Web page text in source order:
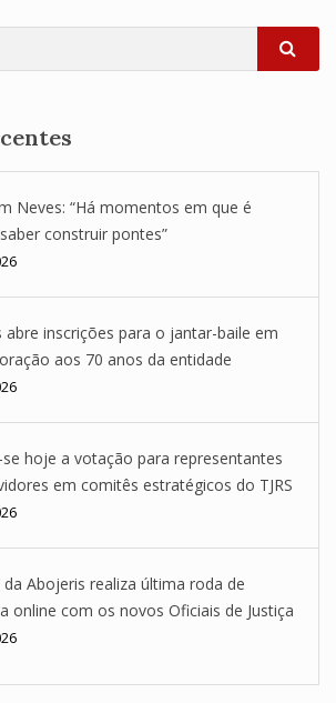
Neves: “Há momentos em que é
construir pontes”
abre inscrições para o jantar-baile em
aos 70 anos da entidade
se hoje a votação para representantes
em comitês estratégicos do TJRS
da Abojeris realiza última roda de
online com os novos Oficiais de Justiça